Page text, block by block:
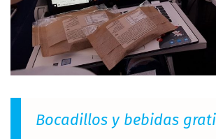
Bocadillos y bebidas